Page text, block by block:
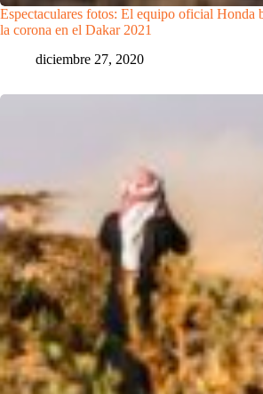
Espectaculares fotos: El equipo oficial Honda
la corona en el Dakar 2021
diciembre 27, 2020